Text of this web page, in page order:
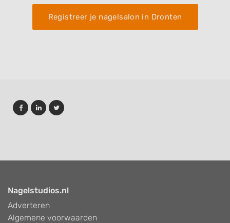
Registreer je nagelsalon in Dronten
Nagelstudios.nl
Adverteren
Algemene voorwaarden